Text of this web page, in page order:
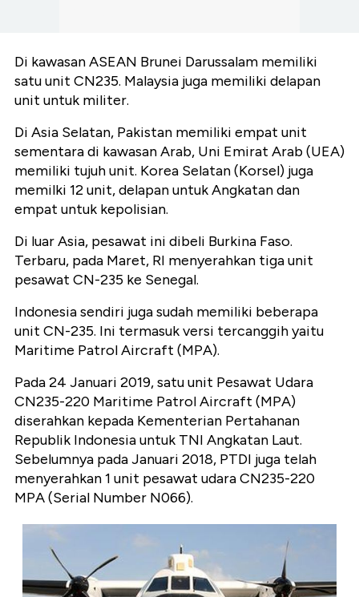
Di kawasan ASEAN Brunei Darussalam memiliki
satu unit CN235. Malaysia juga memiliki delapan
unit untuk militer.
Di Asia Selatan, Pakistan memiliki empat unit
sementara di kawasan Arab, Uni Emirat Arab (UEA)
memiliki tujuh unit. Korea Selatan (Korsel) juga
memilki 12 unit, delapan untuk Angkatan dan
empat untuk kepolisian.
Di luar Asia, pesawat ini dibeli Burkina Faso.
Terbaru, pada Maret, RI menyerahkan tiga unit
pesawat CN-235 ke Senegal.
Indonesia sendiri juga sudah memiliki beberapa
unit CN-235. Ini termasuk versi tercanggih yaitu
Maritime Patrol Aircraft (MPA).
Pada 24 Januari 2019, satu unit Pesawat Udara
CN235-220 Maritime Patrol Aircraft (MPA)
diserahkan kepada Kementerian Pertahanan
Republik Indonesia untuk TNI Angkatan Laut.
Sebelumnya pada Januari 2018, PTDI juga telah
menyerahkan 1 unit pesawat udara CN235-220
MPA (Serial Number N066).